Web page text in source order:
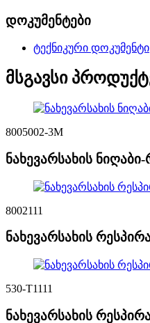
დოკუმენტები
ტექნიკური დოკუმენტი
მსგავსი
8005002-3M
ნახევარსახის
8002111
ნახევარსახის
530-T1111
ნახევარსახის